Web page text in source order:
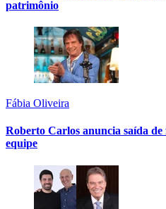
patrimônio
Fábia Oliveira
Roberto Carlos anuncia saída
equipe